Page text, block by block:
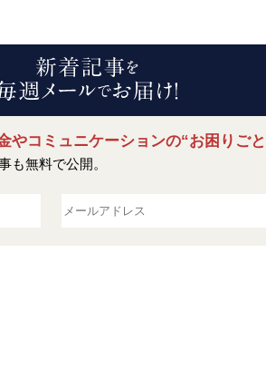
やコミュニケーションの“お困りご
も無料で公開。